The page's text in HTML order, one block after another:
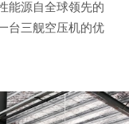
能源自全球领先的
台三舰空压机的优